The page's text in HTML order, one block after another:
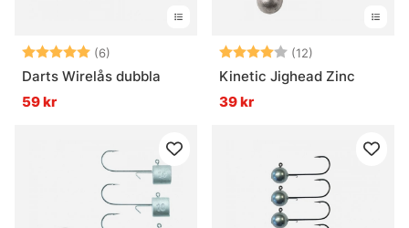
Betyg: (6)
5.0 utav 5 stjärnor
Darts Wirelås dubbla
59 kr
Betyg: (12)
Kinetic Jighead Zinc
39 kr